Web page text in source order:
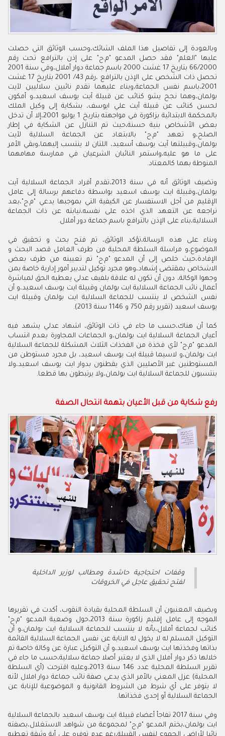
وبالعودة إلى تفاصيل هذا الملف الشائك،وحسب الوثائق التي حصلت
عليها "العلم" فقد حصل المدعو "م.ح" على إذن بالترافع تحت رقم
66/2000 بتاريخ 17 غشت 2000 باسم جماعة دوار أملال،وفي سنة 2001
تحصل ذات الشخص على الإذن بالترافع ،رقم 43/ 2001 بتاريخ 17 غشت
2001،باسم نفس الجماعة،وبناء عليهما تقدم نائبين سلاليين لآيت
بولمان،وهما نجح يشو كنائب عن قبيلة آيت يوسف اسعيد،و أمكون
لحسن كنائب عن قبيلة آيت علي ايوسف، بشكاية إلى وكيل الملك
بالمحكمة الابتدائية بزاكورة في مواجهته بتاريخ 1 يوليو 2001،إلا أن تدخل
بعض الأشخاص بنية حسنة،حيث تم التنازل عن الشكاية في إطار
الصلح،و تعهد "م.ح" بالابتعاد عن الجماعة السلالية لآيت
بولمان،وقبيلتها آيت يوسف أسعيد، اللتان لا ينتسب إليهما،وبقي الأمر
على ما هو عليه،واستمر النائبان الشرعيان في ممارسة مهامهما
المنوطة بهما كالمعتاد.
وتضيف الوثائق أنه في سنة 2013،تقدم أفراد الجماعة السلالية آيت
بولمان،وقبيلة ايت يوسف اسعيد بواسطة دفاعهم برسالة إلى عامل
الإقليم من أجل الاستفسار عن الكيفية التي بموجبها يدعي "م.ح"،بعد
تراجعه عن التعهد الذي اخذه على نفسه،نيابته عن ذات الجماعة
السلالية،بناء على الإذن بالترافع باسم جماعة دور أملال.
وبناء على هذه الرسالة،تؤكد الوثائق، تم فتح بحث و تحقيق في
الموضوع،و مراسلة السلطة المحلية من طرف العامل قصد البحث و
الإفادة،حيث خلص إلى أن المدعو "م.ح" تم تعيينه من طرف بعض
الاشخاص بمقتضى إشهاد،وهو مجرد توكيل لتدبير أمور إدارية خاصة بمن
وجهوا الوكالة، دون أن تكون له علاقة بلفيف عدلي يعطيه الحق لمباشرة
أعمال نائب الجماعة السلالية ايت بولمان وقبيلة ايت يوسف اسعيد،و أن
نفس الشخص لا ينتسب للجماعة السلالية ايت بولمان وقبيلة ايت
يوسف اسعيد (تقرير رقم 750 و 1146 سنة 2013).
كما أن هناك،حسب ما جاء في ذات الوثائق، اشهاد عدلي يشهد فيه
أعيان الجماعة السلالية ايت بولمان،و الجماعات المجاورة بعدم انتساب
المدعو "م.ح" لأي فخذة من الفخذات الثلاث المشكلة للجماعة السلالية
ايت بولمان،و لاسيما قبيلة ايت يوسف اسعيد، بل مجرد مستوطن من
المستوطنين غير الأصليين الذي يقطنون بدوار ايت يوسف اسعيد،ولا
ينتسبون للجماعة السلالية ايت بولمان،ولا يرتبطون بها قطعا.
رفع شكاية من قبل الأعيان بتهمة انتحال الصفة
وقفات احتجاجية حاشدة ومطالب لوزير الداخلية
لفتح تحقيق عاجل في الخروقات
ويضيف المعنيون أن السلطة المحلية بقيادة النقوب، أكدت في تقريرها
الموجه إلى عامل إقليم زاكورة سنة 2013،حول وضعية المدعو "م.ح"
كنائب لجماعة أملال،بأنه لا ينتسب للجماعة السلالية ايت بولمان،و أن
التوكيل المسلم له لا يخول له الانابة عن نفس الجماعة السلالية القائمة
بذاتها وفخذتها ايت يوسف اسعيد،و أن التوكيل عبارة عن وكالة خاصة تم
خلالها ذكر دوار أملال الذي لا يعتبر أصلا جماعة سلالية،حسب ما جاء في
تقرير السلطة المحلية عدد 146 سنة 2013،وعليه اقترحت (أي السلطة
المحلية) عزل المعني بالأمر الذي يدعي صفة نائب جماعة دوار املال لأنه
لا يتوفر على أي شرط من الشروط القانونية و الموضوعية للإنابة عن
الجماعة السلالية أو إحدى فخذاتها.
وفي سنة 2017 تفاجأ أعضاء قبيلة ايت يوسف اسعيد بالجماعة السلالية
ايت بولمان،بختم المدعو "م.ح" لمجموعة من شواهد الاستغلال،بصفته